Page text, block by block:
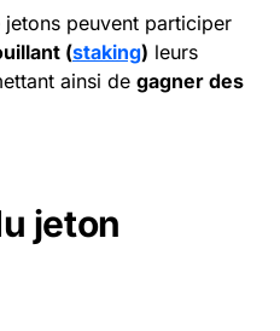
peuvent participer
(staking) leurs
ainsi de gagner des
jeton